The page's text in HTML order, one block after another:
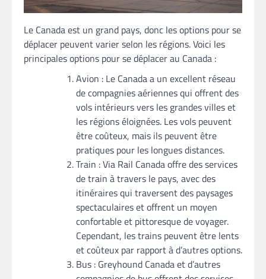
Le Canada est un grand pays, donc les options pour se
déplacer peuvent varier selon les régions. Voici les
principales options pour se déplacer au Canada :
Avion : Le Canada a un excellent réseau
de compagnies aériennes qui offrent des
vols intérieurs vers les grandes villes et
les régions éloignées. Les vols peuvent
être coûteux, mais ils peuvent être
pratiques pour les longues distances.
Train : Via Rail Canada offre des services
de train à travers le pays, avec des
itinéraires qui traversent des paysages
spectaculaires et offrent un moyen
confortable et pittoresque de voyager.
Cependant, les trains peuvent être lents
et coûteux par rapport à d’autres options.
Bus : Greyhound Canada et d’autres